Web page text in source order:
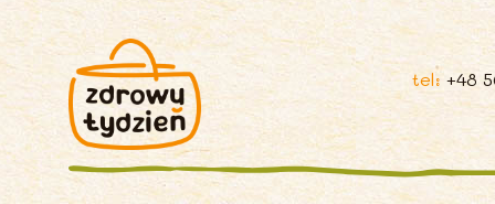
tel: +48